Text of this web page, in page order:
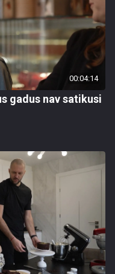
00:04:14
gadus nav satikusi